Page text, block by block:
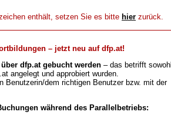
enthält, setzen Sie es bitte hier zurück.
– jetzt neu auf dfp.at!
dfp.at gebucht werden – das betrifft sowohl
angelegt und approbiert wurden.
Benutzerin/dem richtigen Benutzer bzw. mit der
während des Parallelbetriebs: